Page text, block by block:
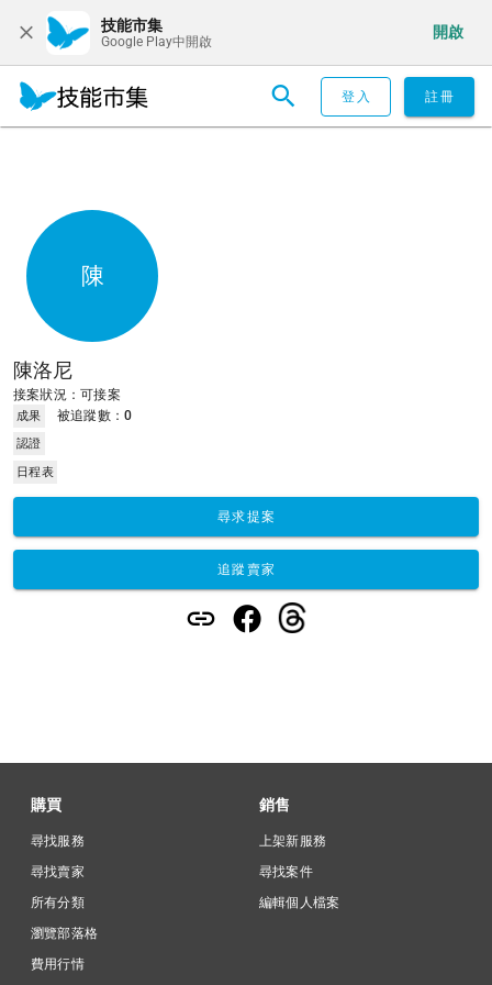
技能市集
Google Play中開啟
開啟
登入 註冊
陳
陳洛尼
接案狀況：可接案
成果 被追蹤數：0
認證
日程表
尋求提案
追蹤賣家
購買
尋找服務
尋找賣家
所有分類
瀏覽部落格
費用行情
銷售
上架新服務
尋找案件
編輯個人檔案